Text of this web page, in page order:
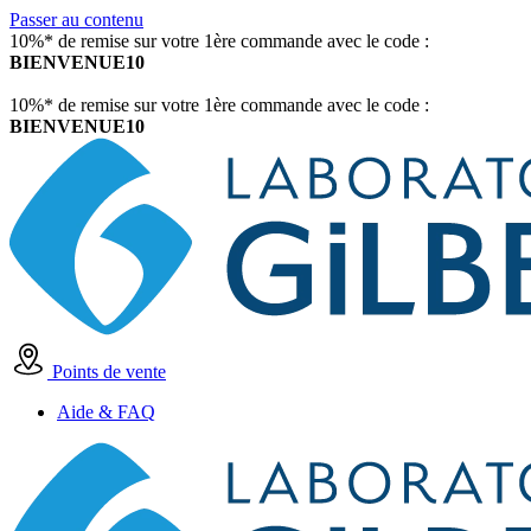
Passer au contenu
10%* de remise sur votre 1ère commande avec le code :
BIENVENUE10
10%* de remise sur votre 1ère commande avec le code :
BIENVENUE10
Points de vente
Aide & FAQ